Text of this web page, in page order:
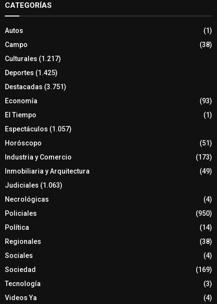
CATEGORÍAS
Autos
(1)
Campo
(38)
Culturales (1.217)
Deportes (1.425)
Destacadas (3.751)
Economía
(93)
El Tiempo
(1)
Espectáculos (1.057)
Horóscopo
(51)
Industria y Comercio
(173)
Inmobiliaria y Arquitectura
(49)
Judiciales (1.063)
Necrológicas
(4)
Policiales
(950)
Política
(14)
Regionales
(38)
Sociales
(4)
Sociedad
(169)
Tecnología
(3)
Videos Ya
(4)